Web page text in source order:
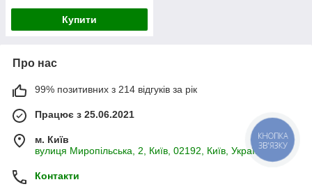
Купити
Про нас
99% позитивних з 214 відгуків за рік
Працює з 25.06.2021
м. Київ
вулиця Миропільська, 2, Київ, 02192, Київ, Україна
Контакти
КНОПКА
ЗВ'ЯЗКУ